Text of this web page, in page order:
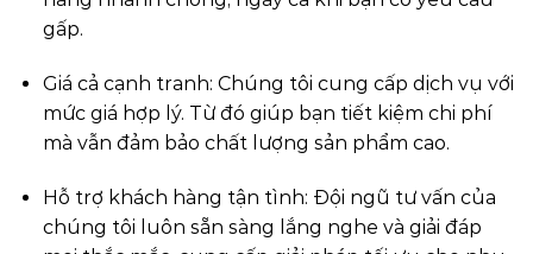
gấp.
Giá cả cạnh tranh: Chúng tôi cung cấp dịch vụ với
mức giá hợp lý. Từ đó giúp bạn tiết kiệm chi phí
mà vẫn đảm bảo chất lượng sản phẩm cao.
Hỗ trợ khách hàng tận tình: Đội ngũ tư vấn của
chúng tôi luôn sẵn sàng lắng nghe và giải đáp